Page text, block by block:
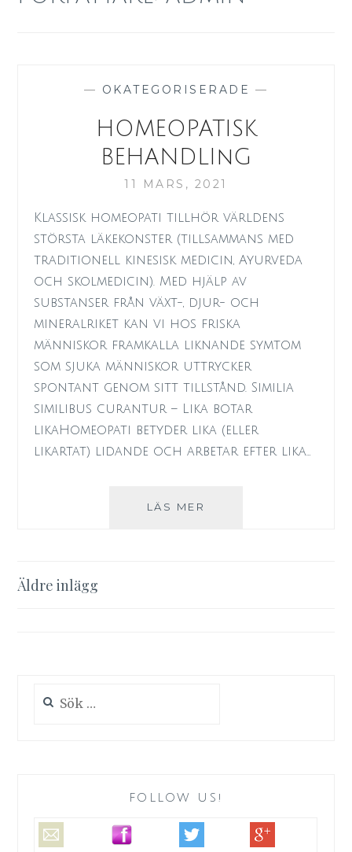
— OKATEGORISERADE —
HOMEOPATISK
BEHANDLInG
11 MARS, 2021
Klassisk homeopati tillhör världens
största läkekonster (tillsammans med
traditionell kinesisk medicin, Ayurveda
och skolmedicin). Med hjälp av
substanser från växt-, djur- och
mineralriket kan vi hos friska
människor framkalla liknande symtom
som sjuka människor uttrycker
spontant genom sitt tillstånd. Similia
similibus curantur – Lika botar
likaHomeopati betyder lika (eller
likartat) lidande och arbetar efter lika…
LÄS MER
Inläggsnavigering
Äldre inlägg
efter:
FOLLOW US!